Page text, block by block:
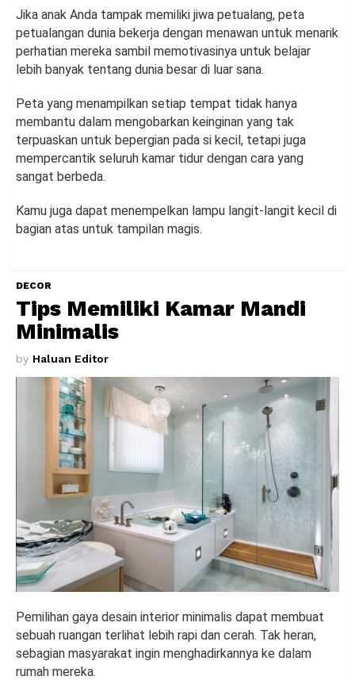
Jika anak Anda tampak memiliki jiwa petualang, peta
petualangan dunia bekerja dengan menawan untuk menarik
perhatian mereka sambil memotivasinya untuk belajar
lebih banyak tentang dunia besar di luar sana.
Peta yang menampilkan setiap tempat tidak hanya
membantu dalam mengobarkan keinginan yang tak
terpuaskan untuk bepergian pada si kecil, tetapi juga
mempercantik seluruh kamar tidur dengan cara yang
sangat berbeda.
Kamu juga dapat menempelkan lampu langit-langit kecil di
bagian atas untuk tampilan magis.
DECOR
Tips Memiliki Kamar Mandi
Minimalis
by Haluan Editor
Pemilihan gaya desain interior minimalis dapat membuat
sebuah ruangan terlihat lebih rapi dan cerah. Tak heran,
sebagian masyarakat ingin menghadirkannya ke dalam
rumah mereka.